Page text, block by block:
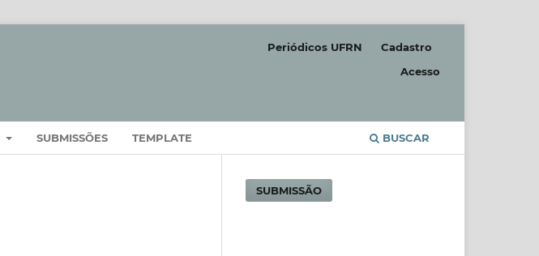
SUBMISSÕES TEMPLATE BUSCAR
Periódicos UFRN
Cadastro
Acesso
SUBMISSÃO